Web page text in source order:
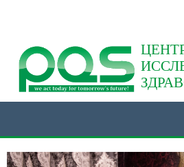
Acasă